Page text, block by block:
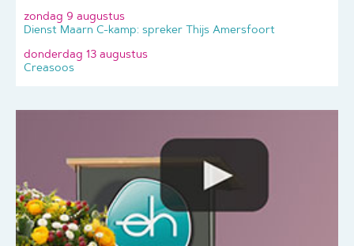
zondag 9 augustus
Dienst Maarn C-kamp: spreker Thijs Amersfoort
donderdag 13 augustus
Creasoos